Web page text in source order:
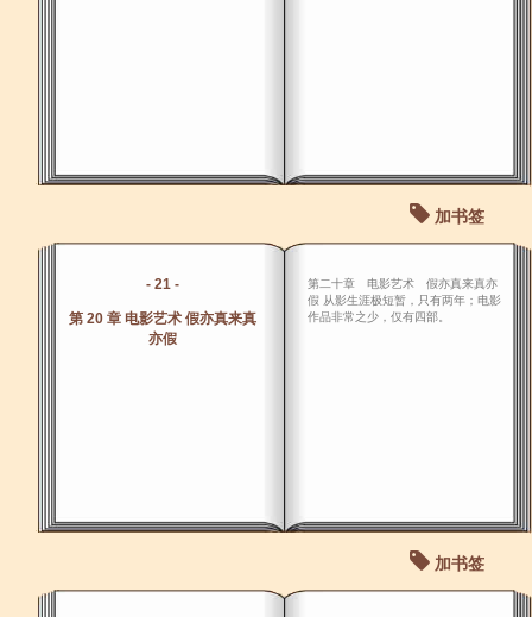
加书签
- 21 -
第 20 章 电影艺术 假亦真来真
亦假
第二十章 电影艺术 假亦真来真亦
假 从影生涯极短暂，只有两年；电影
作品非常之少，仅有四部。
加书签